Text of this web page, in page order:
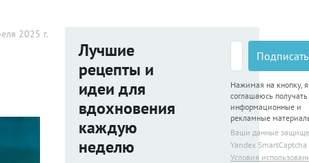
2025 г.
Лучшие
рецепты и
идеи для
вдохновения
каждую
неделю
Нажимая на кнопку, я
соглашаюсь получать
информационные и
рекламные
Ваши данные
Yandex SmartCaptcha
Условия